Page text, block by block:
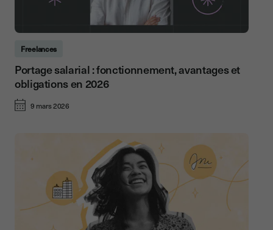
Freelances
Portage salarial : fonctionnement, avantages et
obligations en 2026
9 mars 2026